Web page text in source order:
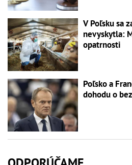
V Poľsku sa
nevyskytla:
opatrnosti
Poľsko a
dohodu o